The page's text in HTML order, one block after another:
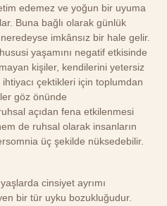
edemez ve yoğun bir uyuma
Buna bağlı olarak günlük
imkânsız bir hale gelir.
yaşamını negatif etkisinde
kişiler, kendilerini yetersiz
çektikleri için toplumdan
göz önünde
açıdan fena etkilenmesi
de ruhsal olarak insanların
üç şekilde nüksedebilir.
cinsiyet ayrımı
bir tür uyku bozukluğudur.